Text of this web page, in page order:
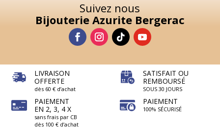
Suivez nous
Bijouterie Azurite Bergerac
LIVRAISON
OFFERTE
dès 60 € d’achat
PAIEMENT
EN 2, 3, 4 X
sans frais par CB
dès 100 € d’achat
SATISFAIT OU
REMBOURSÉ
SOUS 30 JOURS
PAIEMENT
100% SÉCURISÉ